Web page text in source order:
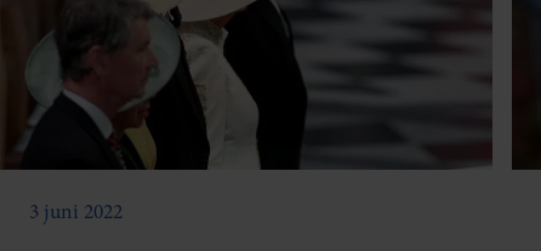
3 juni 2022